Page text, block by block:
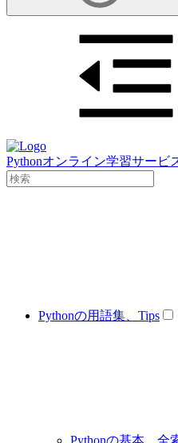
Pythonオンライン学習サービ
Pythonの用語集、Tips
Pythonの基本、全